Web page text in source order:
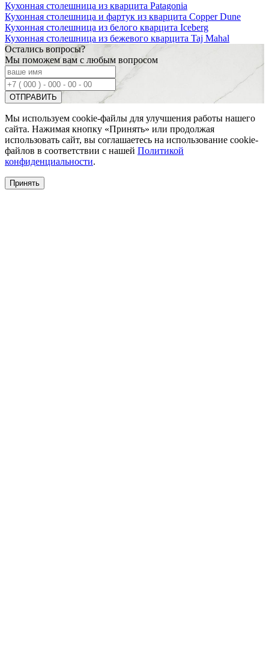
Кухонная столешница из кварцита Patagonia
Кухонная столешница и фартук из кварцита Copper Dune
Кухонная столешница из белого кварцита Iceberg
Кухонная столешница из бежевого кварцита Taj Mahal
Остались вопросы?
Мы поможем вам с любым вопросом
Мы используем cookie-файлы для улучшения работы нашего
сайта. Нажимая кнопку «Принять» или продолжая
использовать сайт, вы соглашаетесь на использование cookie-
файлов в соответствии с нашей Политикой
конфиденциальности.
Принять